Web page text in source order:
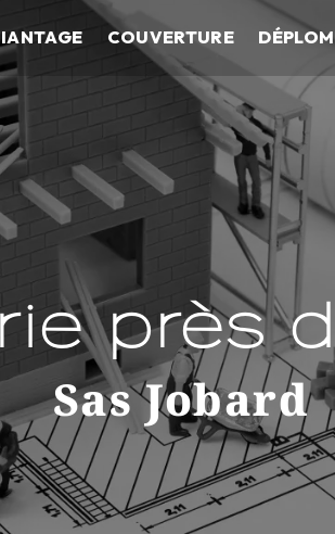
COUVERTURE
près
Sas Jobard